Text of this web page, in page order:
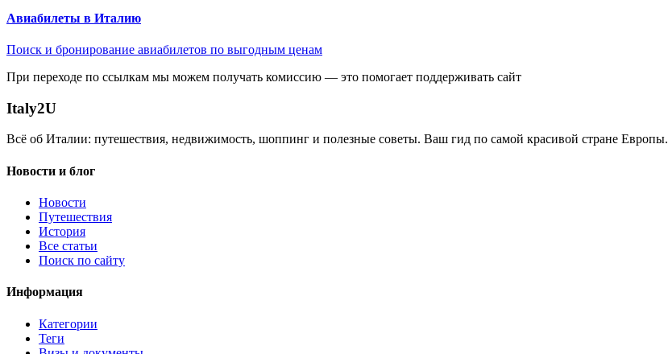
Авиабилеты в Италию
Поиск и бронирование авиабилетов по выгодным ценам
При переходе по ссылкам мы можем получать комиссию — это помогает поддерживать сайт
Italy2U
Всё об Италии: путешествия, недвижимость, шоппинг и полезные советы. Ваш гид по самой красивой стране Европы.
Новости и блог
Новости
Путешествия
История
Все статьи
Поиск по сайту
Информация
Категории
Теги